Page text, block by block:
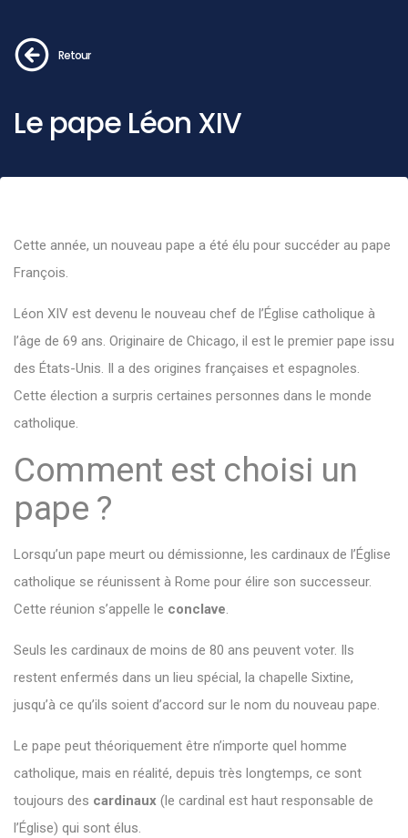
Retour
Le pape Léon XIV
Cette année, un nouveau pape a été élu pour succéder au pape
François.
Léon XIV est devenu le nouveau chef de l’Église catholique à
l’âge de 69 ans. Originaire de Chicago, il est le premier pape issu
des États-Unis. Il a des origines françaises et espagnoles.
Cette élection a surpris certaines personnes dans le monde
catholique.
Comment est choisi un
pape ?
Lorsqu’un pape meurt ou démissionne, les cardinaux de l’Église
catholique se réunissent à Rome pour élire son successeur.
Cette réunion s’appelle le conclave.
Seuls les cardinaux de moins de 80 ans peuvent voter. Ils
restent enfermés dans un lieu spécial, la chapelle Sixtine,
jusqu’à ce qu’ils soient d’accord sur le nom du nouveau pape.
Le pape peut théoriquement être n’importe quel homme
catholique, mais en réalité, depuis très longtemps, ce sont
toujours des cardinaux (le cardinal est haut responsable de
l’Église) qui sont élus.